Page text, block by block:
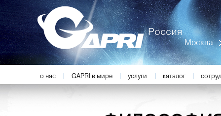
Москва
Россия
Перейти к основному содержимому
Перейти к дополнительному содержимому
о нас GAPRI в мире услуги каталог